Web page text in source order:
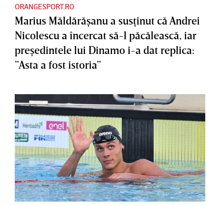
ORANGESPORT.RO
Marius Măldărăşanu a susţinut că Andrei
Nicolescu a încercat să-l păcălească, iar
preşedintele lui Dinamo i-a dat replica:
”Asta a fost istoria”